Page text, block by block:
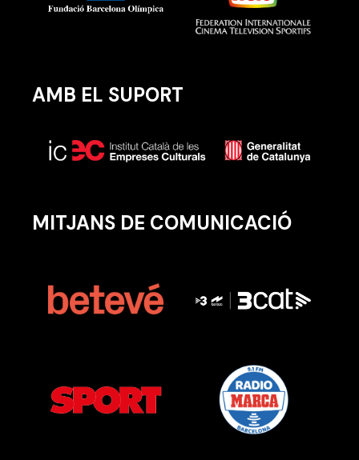
AMB EL SUPORT
MITJANS DE COMUNICACIÓ